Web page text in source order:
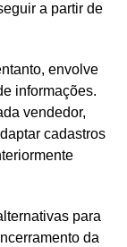
a partir de
envolve
informações.
vendedor,
cadastros
para
da